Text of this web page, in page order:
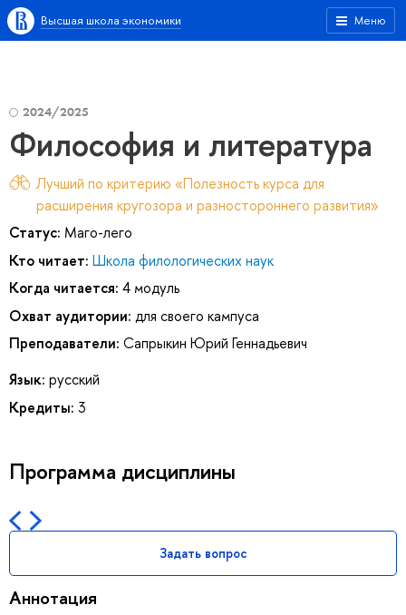
Меню
Высшая школа экономики
2024/2025
Философия и литература
Лучший по критерию «Полезность курса для
расширения кругозора и разностороннего развития»
Статус: Маго-лего
Кто читает: Школа филологических наук
Когда читается: 4 модуль
Охват аудитории: для своего кампуса
Преподаватели: Сапрыкин Юрий Геннадьевич
Язык: русский
Кредиты: 3
Программа дисциплины
Задать вопрос
Аннотация